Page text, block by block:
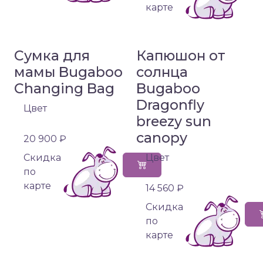
карте
Сумка для
мамы Bugaboo
Changing Bag
Цвет
20 900 ₽
Cкидка
по
карте
Капюшон от
солнца
Bugaboo
Dragonfly
breezy sun
canopy
Цвет
14 560 ₽
Cкидка
по
карте